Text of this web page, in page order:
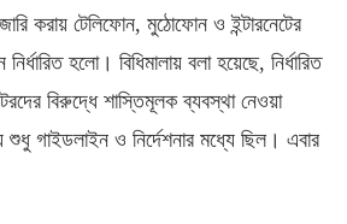
করায় টেলিফোন, মুঠোফোন ও ইন্টারনেটের
হলো। বিধিমালায় বলা হয়েছে, নির্ধারিত
বিরুদ্ধে শাস্তিমূলক ব্যবস্থা নেওয়া
গাইডলাইন ও নির্দেশনার মধ্যে ছিল। এবার